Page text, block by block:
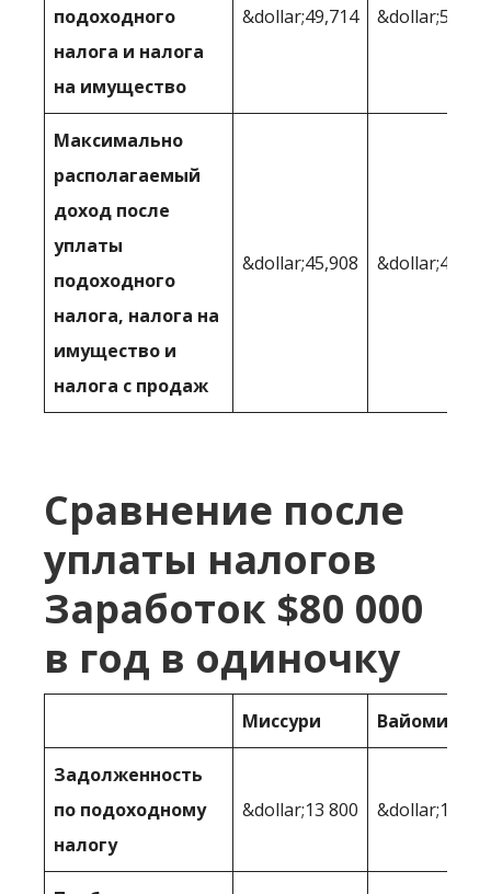
подоходного
налога и налога
на имущество
&dollar;49,714
Максимально
располагаемый
доход после
уплаты
подоходного
налога, налога на
имущество и
налога с продаж
&dollar;45,908 &dollar;49
Сравнение после
уплаты налогов
Заработок $80 000
в год в одиночку
Миссури Вайоминг
Задолженность
по подоходному
налогу
&dollar;13 800 &dollar;10